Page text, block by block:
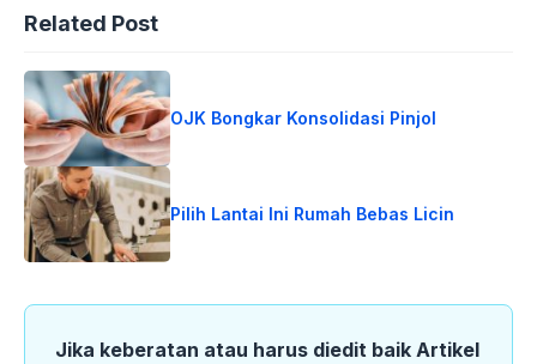
Related Post
OJK Bongkar Konsolidasi Pinjol
Pilih Lantai Ini Rumah Bebas Licin
Jika keberatan atau harus diedit baik Artikel